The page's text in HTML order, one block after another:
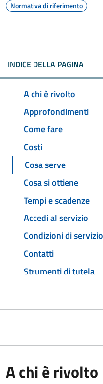
Normativa di riferimento
INDICE DELLA PAGINA
A chi è rivolto
Approfondimenti
Come fare
Costi
Cosa serve
Cosa si ottiene
Tempi e scadenze
Accedi al servizio
Condizioni di servizio
Contatti
Strumenti di tutela
A chi è rivolto